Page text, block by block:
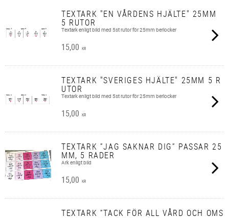
TEXTARK "EN VÅRDENS HJÄLTE" 25MM
5 RUTOR
Textark enligt bild med 5st rutor för 25mm berlocker
15,00 KR
TEXTARK "SVERIGES HJÄLTE" 25MM 5 R
UTOR
Textark enligt bild med 5st rutor för 25mm berlocker
15,00 KR
TEXTARK ”JAG SAKNAR DIG” PASSAR 25
MM, 5 RADER
Ark enligt bild
15,00 KR
TEXTARK ”TACK FÖR ALL VÅRD OCH OMS